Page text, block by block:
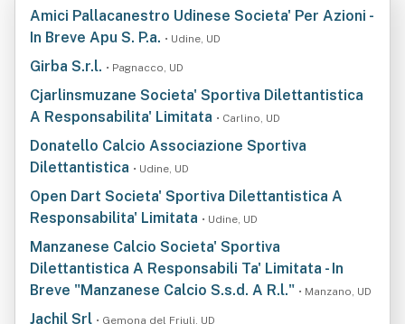
Amici Pallacanestro Udinese Societa' Per Azioni -
In Breve Apu S. P.a. • Udine, UD
Girba S.r.l. • Pagnacco, UD
Cjarlinsmuzane Societa' Sportiva Dilettantistica
A Responsabilita' Limitata • Carlino, UD
Donatello Calcio Associazione Sportiva
Dilettantistica • Udine, UD
Open Dart Societa' Sportiva Dilettantistica A
Responsabilita' Limitata • Udine, UD
Manzanese Calcio Societa' Sportiva
Dilettantistica A Responsabili Ta' Limitata - In
Breve "Manzanese Calcio S.s.d. A R.l." • Manzano, UD
Jachil Srl • Gemona del Friuli, UD